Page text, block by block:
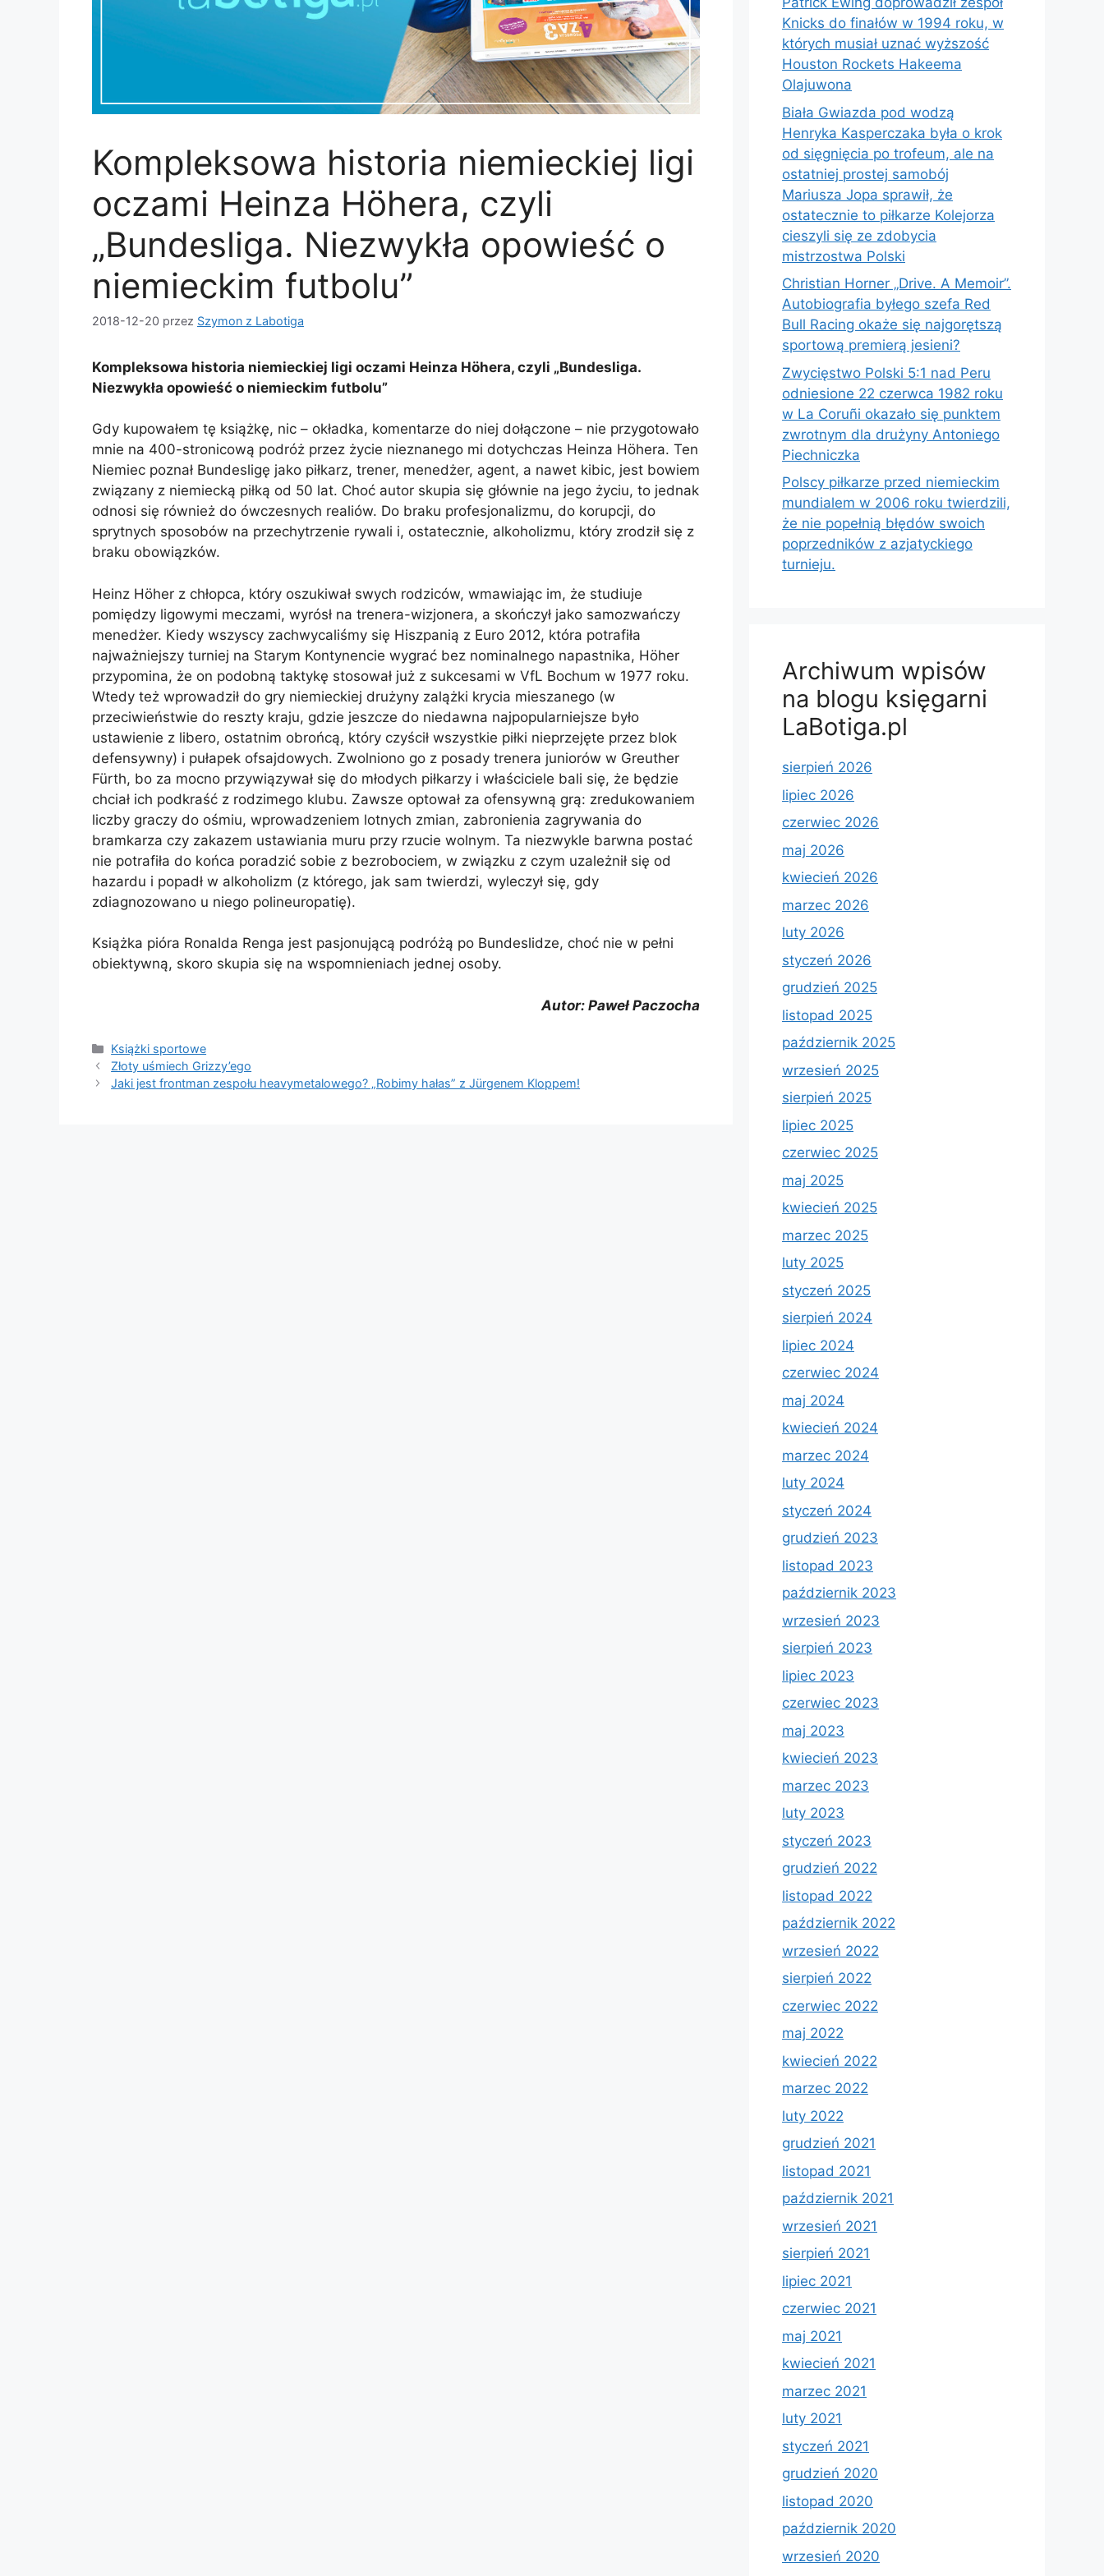
Kompleksowa historia niemieckiej ligi
oczami Heinza Höhera, czyli
„Bundesliga. Niezwykła opowieść o
niemieckim futbolu”
2018-12-20 przez Szymon z Labotiga
Kompleksowa historia niemieckiej ligi oczami Heinza Höhera, czyli „Bundesliga.
Niezwykła opowieść o niemieckim futbolu”
Gdy kupowałem tę książkę, nic – okładka, komentarze do niej dołączone – nie przygotowało
mnie na 400-stronicową podróż przez życie nieznanego mi dotychczas Heinza Höhera. Ten
Niemiec poznał Bundesligę jako piłkarz, trener, menedżer, agent, a nawet kibic, jest bowiem
związany z niemiecką piłką od 50 lat. Choć autor skupia się głównie na jego życiu, to jednak
odnosi się również do ówczesnych realiów. Do braku profesjonalizmu, do korupcji, do
sprytnych sposobów na przechytrzenie rywali i, ostatecznie, alkoholizmu, który zrodził się z
braku obowiązków.
Heinz Höher z chłopca, który oszukiwał swych rodziców, wmawiając im, że studiuje
pomiędzy ligowymi meczami, wyrósł na trenera-wizjonera, a skończył jako samozwańczy
menedżer. Kiedy wszyscy zachwycaliśmy się Hiszpanią z Euro 2012, która potrafiła
najważniejszy turniej na Starym Kontynencie wygrać bez nominalnego napastnika, Höher
przypomina, że on podobną taktykę stosował już z sukcesami w VfL Bochum w 1977 roku.
Wtedy też wprowadził do gry niemieckiej drużyny zalążki krycia mieszanego (w
przeciwieństwie do reszty kraju, gdzie jeszcze do niedawna najpopularniejsze było
ustawienie z libero, ostatnim obrońcą, który czyścił wszystkie piłki nieprzejęte przez blok
defensywny) i pułapek ofsajdowych. Zwolniono go z posady trenera juniorów w Greuther
Fürth, bo za mocno przywiązywał się do młodych piłkarzy i właściciele bali się, że będzie
chciał ich podkraść z rodzimego klubu. Zawsze optował za ofensywną grą: zredukowaniem
liczby graczy do ośmiu, wprowadzeniem lotnych zmian, zabronienia zagrywania do
bramkarza czy zakazem ustawiania muru przy rzucie wolnym. Ta niezwykle barwna postać
nie potrafiła do końca poradzić sobie z bezrobociem, w związku z czym uzależnił się od
hazardu i popadł w alkoholizm (z którego, jak sam twierdzi, wyleczył się, gdy
zdiagnozowano u niego polineuropatię).
Książka pióra Ronalda Renga jest pasjonującą podróżą po Bundeslidze, choć nie w pełni
obiektywną, skoro skupia się na wspomnieniach jednej osoby.
Autor: Paweł Paczocha
Kategorie
Książki sportowe
Złoty uśmiech Grizzy’ego
Jaki jest frontman zespołu heavymetalowego? „Robimy hałas” z Jürgenem Kloppem!
Knicks do finałów w 1994 roku, w
których musiał uznać wyższość
Houston Rockets Hakeema
Olajuwona
Biała Gwiazda pod wodzą
Henryka Kasperczaka była o krok
od sięgnięcia po trofeum, ale na
ostatniej prostej samobój
Mariusza Jopa sprawił, że
ostatecznie to piłkarze Kolejorza
cieszyli się ze zdobycia
mistrzostwa Polski
Christian Horner „Drive. A Memoir”.
Autobiografia byłego szefa Red
Bull Racing okaże się najgorętszą
sportową premierą jesieni?
Zwycięstwo Polski 5:1 nad Peru
odniesione 22 czerwca 1982 roku
w La Coruñi okazało się punktem
zwrotnym dla drużyny Antoniego
Piechniczka
Polscy piłkarze przed niemieckim
mundialem w 2006 roku twierdzili,
że nie popełnią błędów swoich
poprzedników z azjatyckiego
turnieju.
Archiwum wpisów
na blogu księgarni
LaBotiga.pl
sierpień 2026
lipiec 2026
czerwiec 2026
maj 2026
kwiecień 2026
marzec 2026
luty 2026
styczeń 2026
grudzień 2025
listopad 2025
październik 2025
wrzesień 2025
sierpień 2025
lipiec 2025
czerwiec 2025
maj 2025
kwiecień 2025
marzec 2025
luty 2025
styczeń 2025
sierpień 2024
lipiec 2024
czerwiec 2024
maj 2024
kwiecień 2024
marzec 2024
luty 2024
styczeń 2024
grudzień 2023
listopad 2023
październik 2023
wrzesień 2023
sierpień 2023
lipiec 2023
czerwiec 2023
maj 2023
kwiecień 2023
marzec 2023
luty 2023
styczeń 2023
grudzień 2022
listopad 2022
październik 2022
wrzesień 2022
sierpień 2022
czerwiec 2022
maj 2022
kwiecień 2022
marzec 2022
luty 2022
grudzień 2021
listopad 2021
październik 2021
wrzesień 2021
sierpień 2021
lipiec 2021
czerwiec 2021
maj 2021
kwiecień 2021
marzec 2021
luty 2021
styczeń 2021
grudzień 2020
listopad 2020
październik 2020
wrzesień 2020